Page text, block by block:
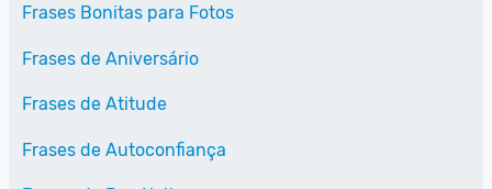
Frases Bonitas para Fotos
Frases de Aniversário
Frases de Atitude
Frases de Autoconfiança